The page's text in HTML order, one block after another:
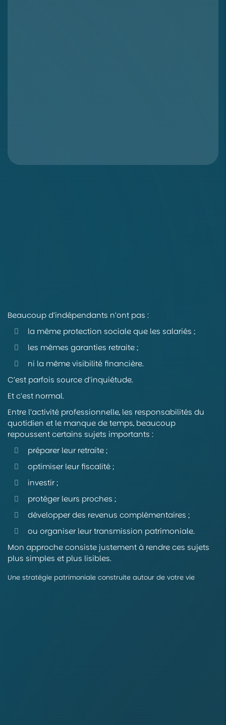
Beaucoup d’indépendants n’ont pas :
la même protection sociale que les salariés ;
les mêmes garanties retraite ;
ni la même visibilité financière.
C’est parfois source d’inquiétude.
Et c’est normal.
Entre l’activité professionnelle, les responsabilités du
quotidien et le manque de temps, beaucoup
repoussent certains sujets importants :
préparer leur retraite ;
optimiser leur fiscalité ;
investir ;
protéger leurs proches ;
développer des revenus complémentaires ;
ou organiser leur transmission patrimoniale.
Mon approche consiste justement à rendre ces sujets
plus simples et plus lisibles.
Une stratégie patrimoniale construite autour de votre vie